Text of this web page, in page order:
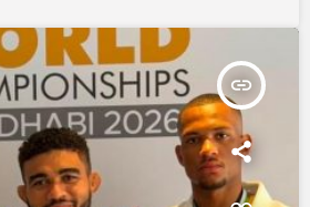
insert_link